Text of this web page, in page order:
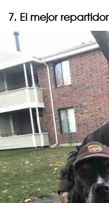
7. El mejor repartidor